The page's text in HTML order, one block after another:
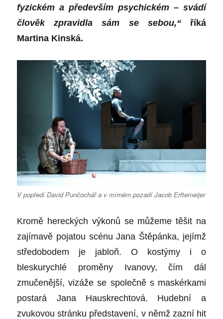
fyzickém a především psychickém – svádí
člověk zpravidla sám se sebou,“ říká
Martina Kinská.
V popředí David Punčochář a v mírném pozadí Jacob Erftemeijer
Kromě hereckých výkonů se můžeme těšit na
zajímavě pojatou scénuJana Štěpánka, jejímž
středobodem je jabloň. O kostýmy i o
bleskurychlé proměny Ivanovy, čím dál
zmučenější, vizáže se společněs maskérkami
postará Jana Hauskrechtová. Hudební a
zvukovou stránku představení, v němž zazní hit